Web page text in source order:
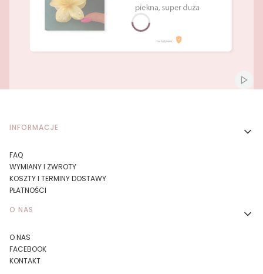
Linki w stopce
INFORMACJE
FAQ
WYMIANY I ZWROTY
KOSZTY I TERMINY DOSTAWY
PŁATNOŚCI
O NAS
O NAS
FACEBOOK
KONTAKT